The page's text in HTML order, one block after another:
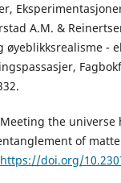
A.M. &
øyeblikksrealisme -
the
of
https://doi.org/